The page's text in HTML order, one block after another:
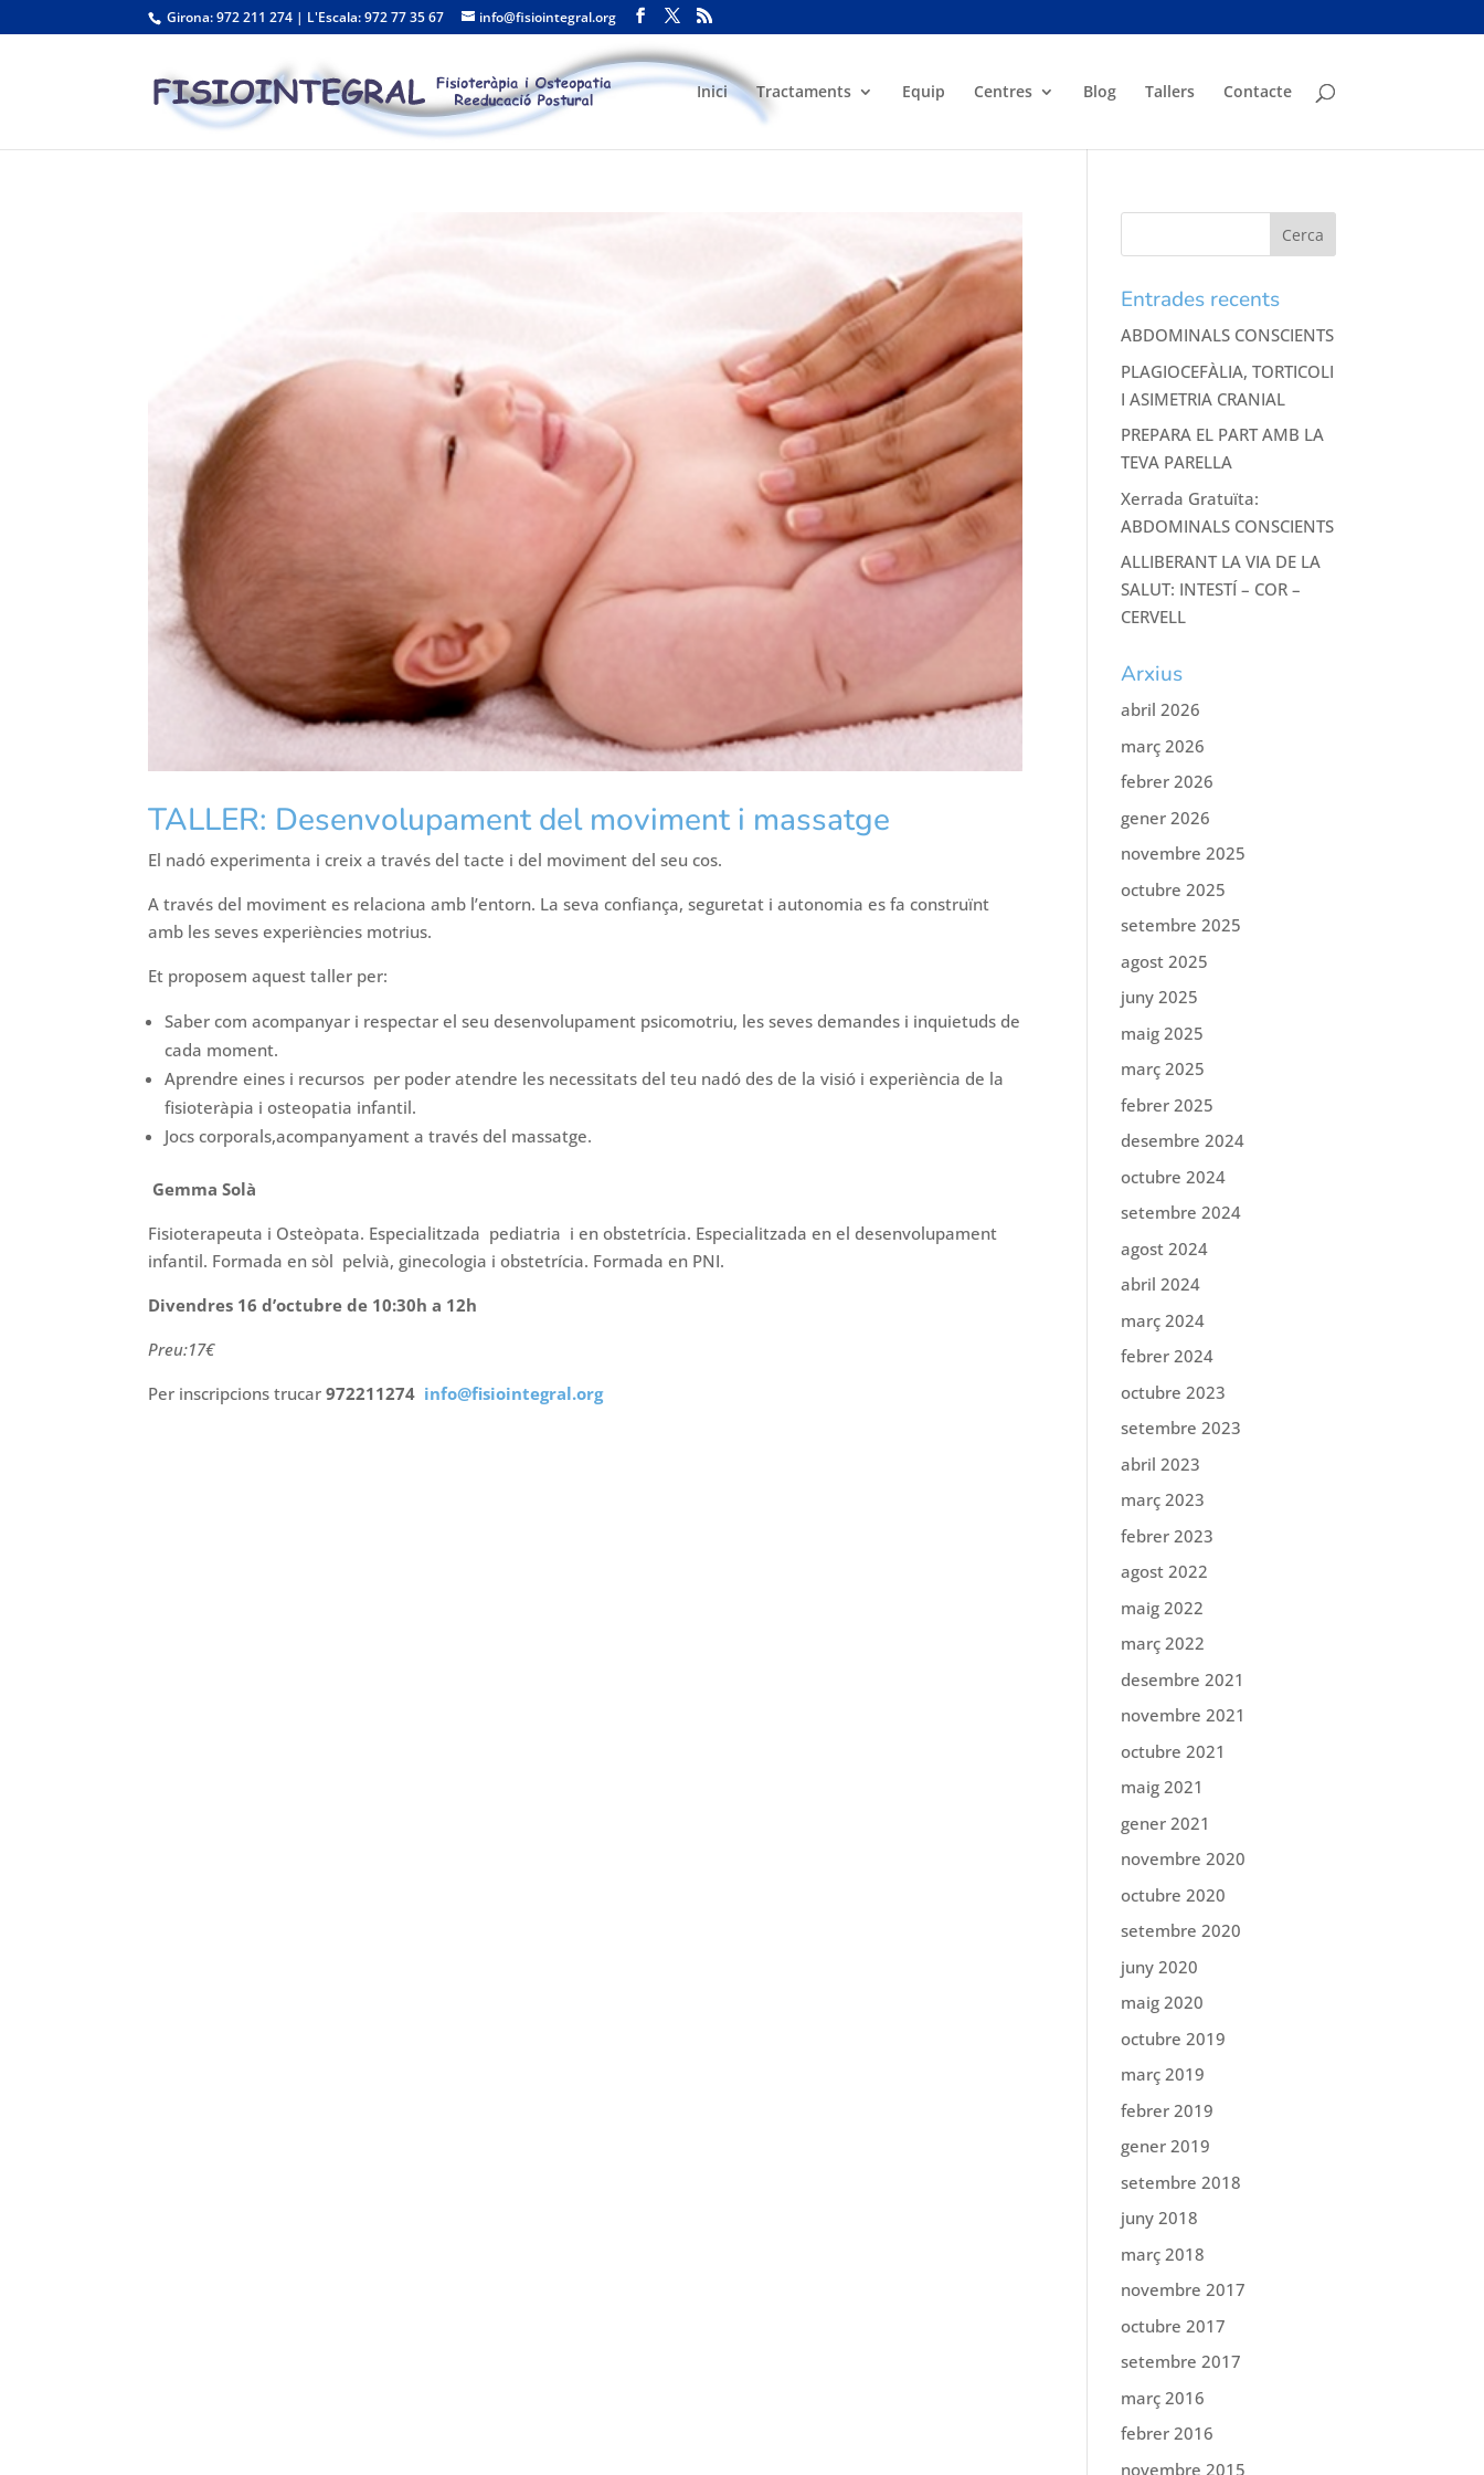
Girona: 972 211 274 | L'Escala: 972 77 35 67 info@fisiointegral.org
Inici Tractaments Equip Centres Blog Tallers Contacte
TALLER: Desenvolupament del moviment i massatge
El nadó experimenta i creix a través del tacte i del moviment del seu cos.
A través del moviment es relaciona amb l’entorn. La seva confiança, seguretat i autonomia es fa construïnt
amb les seves experiències motrius.
Et proposem aquest taller per:
Saber com acompanyar i respectar el seu desenvolupament psicomotriu, les seves demandes i inquietuds de
cada moment.
Aprendre eines i recursos per poder atendre les necessitats del teu nadó des de la visió i experiència de la
fisioteràpia i osteopatia infantil.
Jocs corporals,acompanyament a través del massatge.
Gemma Solà
Fisioterapeuta i Osteòpata. Especialitzada pediatria i en obstetrícia. Especialitzada en el desenvolupament
infantil. Formada en sòl pelvià, ginecologia i obstetrícia. Formada en PNI.
Divendres 16 d’octubre de 10:30h a 12h
Preu:17€
Per inscripcions trucar972211274 info@fisiointegral.org
Entrades recents
ABDOMINALS CONSCIENTS
PLAGIOCEFÀLIA, TORTICOLI
I ASIMETRIA CRANIAL
PREPARA EL PART AMB LA
TEVA PARELLA
Xerrada Gratuïta:
ABDOMINALS CONSCIENTS
ALLIBERANT LA VIA DE LA
SALUT: INTESTÍ – COR –
CERVELL
Arxius
abril 2026
març 2026
febrer 2026
gener 2026
novembre 2025
octubre 2025
setembre 2025
agost 2025
juny 2025
maig 2025
març 2025
febrer 2025
desembre 2024
octubre 2024
setembre 2024
agost 2024
abril 2024
març 2024
febrer 2024
octubre 2023
setembre 2023
abril 2023
març 2023
febrer 2023
agost 2022
maig 2022
març 2022
desembre 2021
novembre 2021
octubre 2021
maig 2021
gener 2021
novembre 2020
octubre 2020
setembre 2020
juny 2020
maig 2020
octubre 2019
març 2019
febrer 2019
gener 2019
setembre 2018
juny 2018
març 2018
novembre 2017
octubre 2017
setembre 2017
març 2016
febrer 2016
novembre 2015